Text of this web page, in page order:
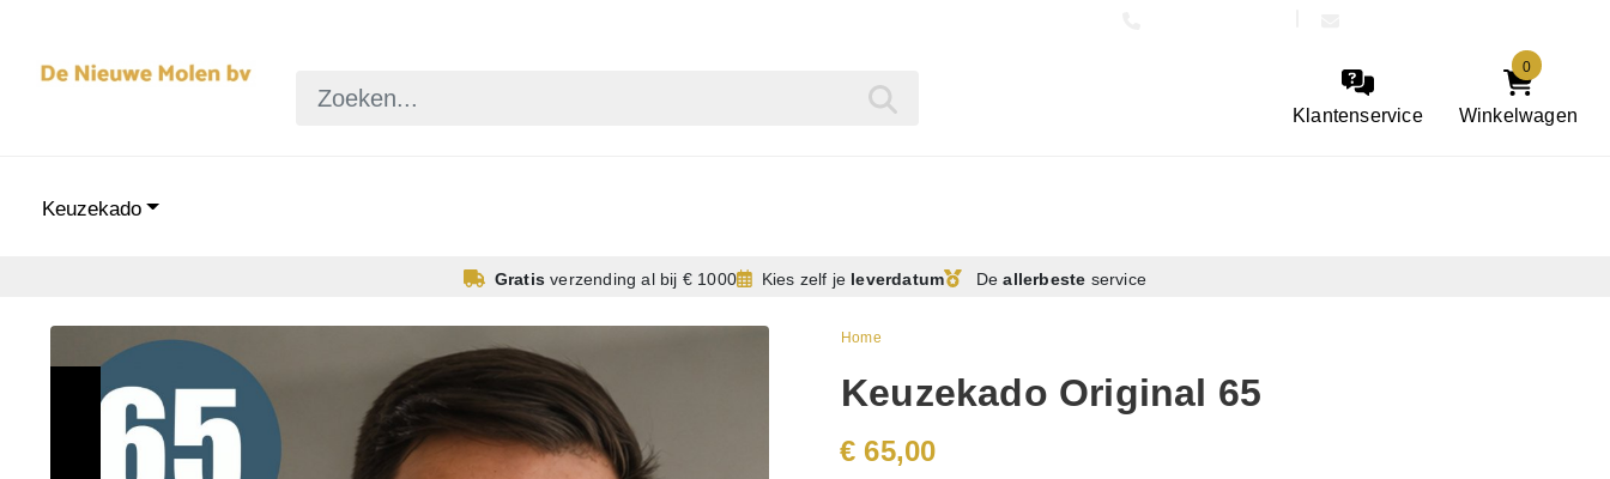
Klantenservice
0
Winkelwagen
Keuzekado
Gratis verzendingal bij € 1000 Kies zelf je leverdatum Deallerbeste service
Home
Keuzekado Original 65
€ 65,00